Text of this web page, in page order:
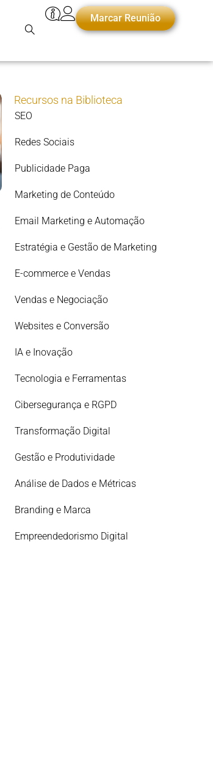
Marcar Reunião
Recursos na Biblioteca
SEO
Redes Sociais
Publicidade Paga
Marketing de Conteúdo
Email Marketing e Automação
Estratégia e Gestão de Marketing
E-commerce e Vendas
Vendas e Negociação
Websites e Conversão
IA e Inovação
Tecnologia e Ferramentas
Cibersegurança e RGPD
Transformação Digital
Gestão e Produtividade
Análise de Dados e Métricas
Branding e Marca
Empreendedorismo Digital